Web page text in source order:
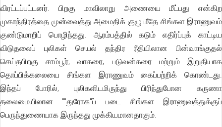
விரட்டப்பட்டனர். பிறகு மாவிலாறு அணையை மீட்பது என்கிற
முகாந்திரத்தை முன்வைத்து அமைதிக் குழு மீதே சிங்கள இராணுவம்
குண்டுமாறிப் பொழிந்தது. ஆரம்பத்தில் கடும் எதிர்ப்புக் காட்டிய
விடுதலைப் புலிகள் செயல் தந்திர ரீதியிலான பின்வாங்குதல்
செய்தபிறகு சாம்பூர், வாகரை, படுவன்கரை மற்றும் இறுதியாக
தொப்பிக்கலையை சிங்கள இராணுவம் கைப்பற்றிக் கொண்டது.
இந்தப் போரில், புலிகளிடமிருந்து பிரிந்துபோன கருணா
தலைமையிலான ""துரோக''ப் படை சிங்கள இராணுவத்துக்குப்
பெருந்துணையாக இருந்தது முக்கியமானதாகும்.